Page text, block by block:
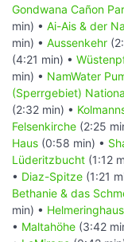
Gondwana Cañon
min) • Ai-Ais & der
min) • Aussenkehr
(4:21 min) •
min) • NamWater
(Sperrgebiet)
(2:32 min) •
Felsenkirche (2:25
Haus (0:58 min) •
Lüderitzbucht (1:12
• Diaz-Spitze (1:21
Bethanie & das
min) •
• Maltahöhe (3:42